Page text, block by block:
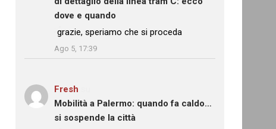
dove e quando
: “
grazie, speriamo che si proceda
Ago 5, 17:39
Fresh
Mobilità a Palermo: quando fa caldo…
si sospende la città